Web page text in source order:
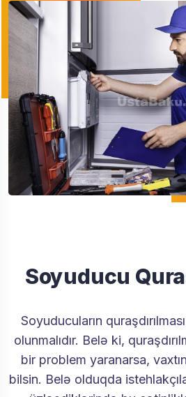
Soyuducu
Soyuducuların
olunmalıdır. Belə ki,
bir problem yaranarsa,
bilsin. Belə olduqda